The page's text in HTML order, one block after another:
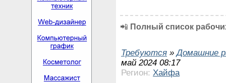
📲 Полный список
Требуются »Домашние
май 2024 08:17
Регион: Хайфа